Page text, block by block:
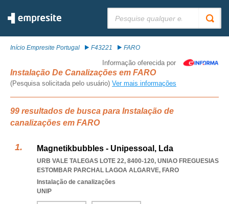
Início Empresite Portugal F43221 FARO
Informação oferecida por
Instalação De Canalizações em FARO
(Pesquisa solicitada pelo usuário) Ver mais informações
99 resultados de busca para Instalação de
canalizações em FARO
Magnetikbubbles - Unipessoal, Lda
URB VALE TALEGAS LOTE 22, 8400-120, UNIAO FREGUESIAS
ESTOMBAR PARCHAL LAGOA ALGARVE, FARO
Instalação de canalizações
UNIP